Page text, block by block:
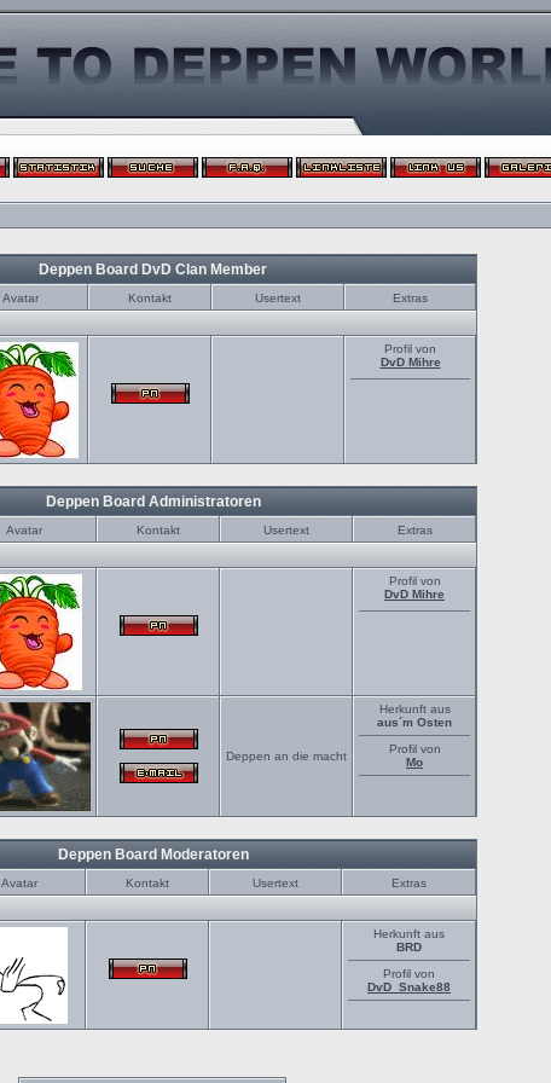
Deppen Board DvD Clan Member
Avatar Kontakt Usertext
Extras
Profil von
DvD Mihre
Deppen Board Administratoren
Avatar Kontakt Usertext
Extras
Profil von
DvD Mihre
Deppen an die macht
Herkunft aus
aus´m Osten
Profil von
Mo
Deppen Board Moderatoren
Avatar Kontakt Usertext
Extras
Herkunft aus
BRD
Profil von
DvD_Snake88